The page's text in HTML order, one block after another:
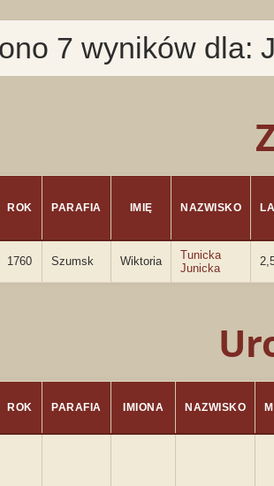
7 wyników dla:
ROK PARAFIA IMIĘ NAZWISKO
1760 Szumsk Wiktoria
Tunicka
Junicka
ROK PARAFIA IMIONA NAZWISKO